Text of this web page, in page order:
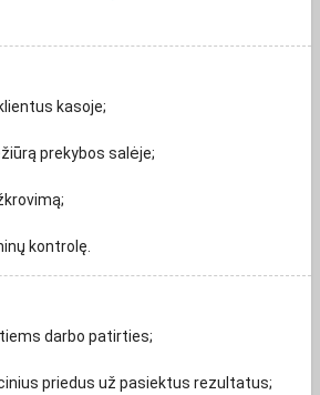
kasoje;
prekybos salėje;
kontrolę.
darbo patirties;
priedus už pasiektus rezultatus;